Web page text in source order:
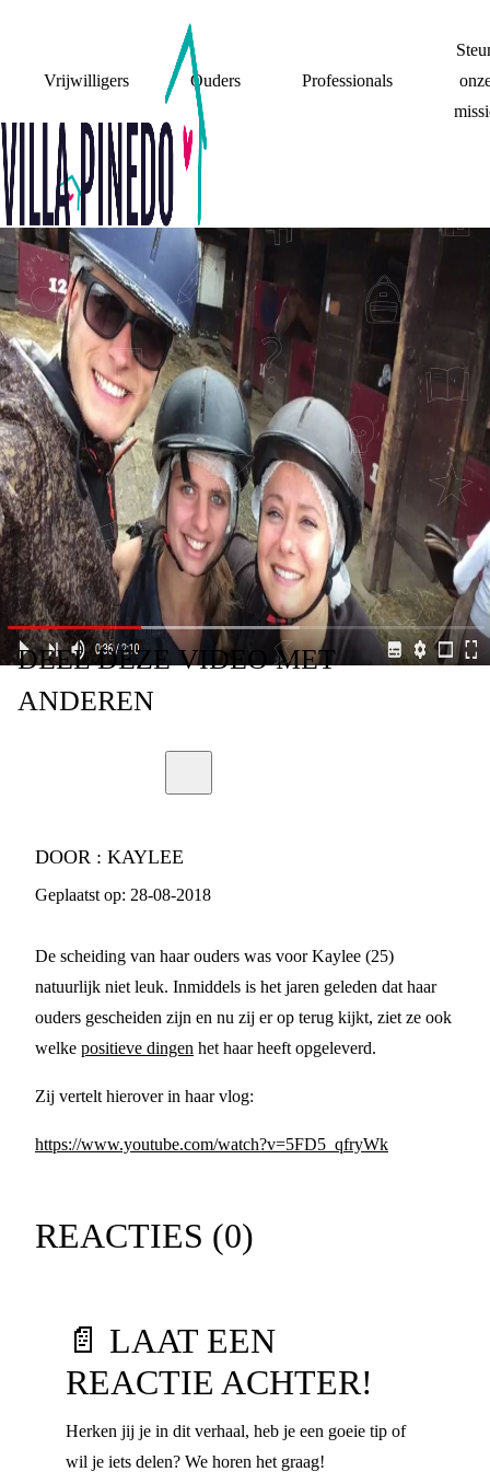
Vrijwilligers Ouders Professionals
VLOG: EEN
SCHEIDING IS
NIET ALLEEN
MAAR NEGATIEF
DEELDEZE VIDEOMET
ANDEREN
DOOR : KAYLEE
Geplaatst op: 28-08-2018
De scheiding van haar ouders was voor Kaylee (25)
natuurlijk niet leuk. Inmiddels is het jaren geleden dat haar
ouders gescheiden zijn en nu zij er op terug kijkt, ziet ze ook
welke positieve dingen het haar heeft opgeleverd.
Zij vertelt hierover in haar vlog:
https://www.youtube.com/watch?v=5FD5_qfryWk
REACTIES (0)
📄 LAAT EEN
REACTIE ACHTER!
Herken jij je in dit verhaal, heb je een goeie tip of
wil je iets delen? We horen het graag!